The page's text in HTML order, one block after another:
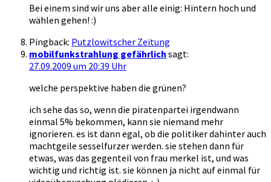
Bei einem sind wir uns aber alle einig: Hintern hoch und
wählen gehen! :)
Pingback: Putzlowitscher Zeitung
mobilfunkstrahlung gefährlich sagt:
27.09.2009 um 20:39 Uhr
welche perspektive haben die grünen?
ich sehe das so, wenn die piratenpartei irgendwann
einmal 5% bekommen, kann sie niemand mehr
ignorieren. es ist dann egal, ob die politiker dahinter auch
machtgeile sesselfurzer werden. sie stehen dann für
etwas, was das gegenteil von frau merkel ist, und was
wichtig und richtig ist. sie können ja nicht auf einmal für